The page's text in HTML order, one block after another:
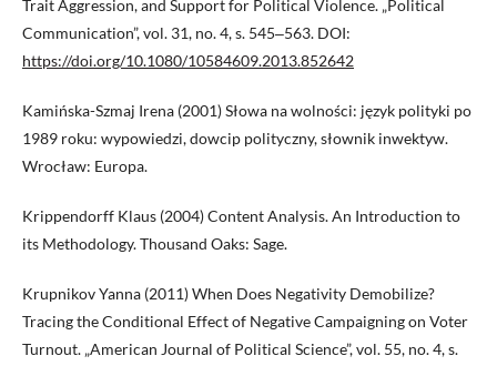
Trait Aggression, and Support for Political Violence. „Political
Communication”, vol. 31, no. 4, s. 545‒563. DOI:
https://doi.org/10.1080/10584609.2013.852642
Kamińska-Szmaj Irena (2001) Słowa na wolności: język polityki po
1989 roku: wypowiedzi, dowcip polityczny, słownik inwektyw.
Wrocław: Europa.
Krippendorff Klaus (2004) Content Analysis. An Introduction to
its Methodology. Thousand Oaks: Sage.
Krupnikov Yanna (2011) When Does Negativity Demobilize?
Tracing the Conditional Effect of Negative Campaigning on Voter
Turnout. „American Journal of Political Science”, vol. 55, no. 4, s.